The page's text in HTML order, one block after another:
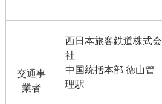
交通事
業者
西日本旅客鉄道株式会
社
中国統括本部 徳山管
理駅